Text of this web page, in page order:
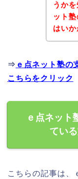
うか
ット
はい
⇒ ｅ点ネット塾の
こちらをクリック
ｅ点ネット
てい
こちらの記事は、